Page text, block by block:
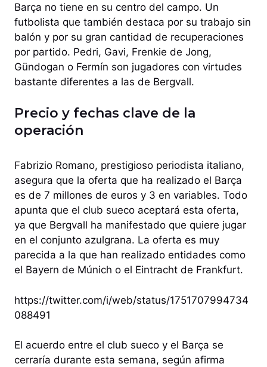
Barça no tiene en su centro del campo. Un
futbolista que también destaca por su trabajo sin
balón y por su gran cantidad de recuperaciones
por partido. Pedri, Gavi, Frenkie de Jong,
Gündogan o Fermín son jugadores con virtudes
bastante diferentes a las de Bergvall.
Precio y fechas clave de la
operación
Fabrizio Romano, prestigioso periodista italiano,
asegura que la oferta que ha realizado el Barça
es de 7 millones de euros y 3 en variables. Todo
apunta que el club sueco aceptará esta oferta,
ya que Bergvall ha manifestado que quiere jugar
en el conjunto azulgrana. La oferta es muy
parecida a la que han realizado entidades como
el Bayern de Múnich o el Eintracht de Frankfurt.
https://twitter.com/i/web/status/1751707994734
088491
El acuerdo entre el club sueco y el Barça se
cerraría durante esta semana, según afirma